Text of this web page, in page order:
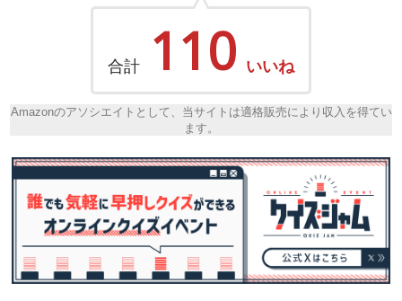
合計 110 いいね
Amazonのアソシエイトとして、当サイトは適格販売により収入を得てい
ます。